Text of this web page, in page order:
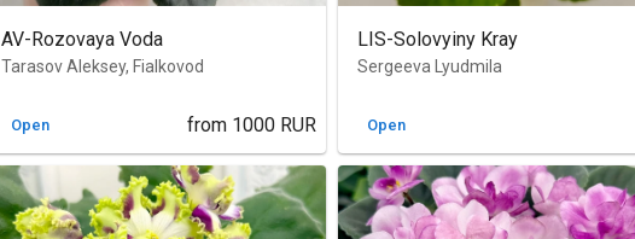
AV-Rozovaya Voda
Tarasov Aleksey, Fialkovod
Open from 1000 RUR
LIS-Solovyiny Kray
Sergeeva Lyudmila
Open